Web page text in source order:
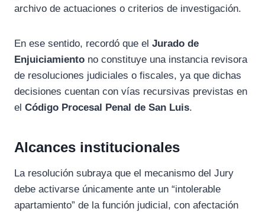
archivo de actuaciones o criterios de investigación.
En ese sentido, recordó que el Jurado de
Enjuiciamiento no constituye una instancia revisora
de resoluciones judiciales o fiscales, ya que dichas
decisiones cuentan con vías recursivas previstas en
el Código Procesal Penal de San Luis.
Alcances institucionales
La resolución subraya que el mecanismo del Jury
debe activarse únicamente ante un “intolerable
apartamiento” de la función judicial, con afectación